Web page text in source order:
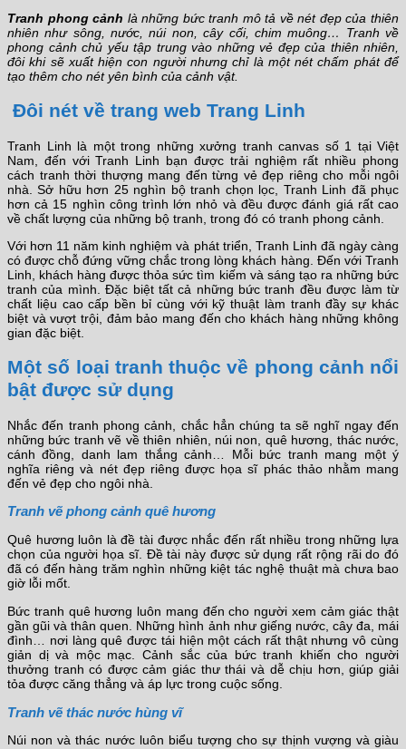
Tranh phong cảnh là những bức tranh mô tả về nét đẹp của thiên
nhiên như sông, nước, núi non, cây cối, chim muông… Tranh về
phong cảnh chủ yếu tập trung vào những vẻ đẹp của thiên nhiên,
đôi khi sẽ xuất hiện con người nhưng chỉ là một nét chấm phát để
tạo thêm cho nét yên bình của cảnh vật.
Đôi nét về trang web Trang Linh
Tranh Linh là một trong những xưởng tranh canvas số 1 tại Việt
Nam, đến với Tranh Linh bạn được trải nghiệm rất nhiều phong
cách tranh thời thượng mang đến từng vẻ đẹp riêng cho mỗi ngôi
nhà. Sở hữu hơn 25 nghìn bộ tranh chọn lọc, Tranh Linh đã phục
hơn cả 15 nghìn công trình lớn nhỏ và đều được đánh giá rất cao
về chất lượng của những bộ tranh, trong đó có tranh phong cảnh.
Với hơn 11 năm kinh nghiệm và phát triển, Tranh Linh đã ngày càng
có được chỗ đứng vững chắc trong lòng khách hàng. Đến với Tranh
Linh, khách hàng được thỏa sức tìm kiếm và sáng tạo ra những bức
tranh của mình. Đặc biệt tất cả những bức tranh đều được làm từ
chất liệu cao cấp bền bỉ cùng với kỹ thuật làm tranh đầy sự khác
biệt và vượt trội, đảm bảo mang đến cho khách hàng những không
gian đặc biệt.
Một số loại tranh thuộc về phong cảnh nổi
bật được sử dụng
Nhắc đến tranh phong cảnh, chắc hẳn chúng ta sẽ nghĩ ngay đến
những bức tranh vẽ về thiên nhiên, núi non, quê hương, thác nước,
cánh đồng, danh lam thắng cảnh… Mỗi bức tranh mang một ý
nghĩa riêng và nét đẹp riêng được họa sĩ phác thảo nhằm mang
đến vẻ đẹp cho ngôi nhà.
Tranh vẽ phong cảnh quê hương
Quê hương luôn là đề tài được nhắc đến rất nhiều trong những lựa
chọn của người họa sĩ. Đề tài này được sử dụng rất rộng rãi do đó
đã có đến hàng trăm nghìn những kiệt tác nghệ thuật mà chưa bao
giờ lỗi mốt.
Bức tranh quê hương luôn mang đến cho người xem cảm giác thật
gần gũi và thân quen. Những hình ảnh như giếng nước, cây đa, mái
đình… nơi làng quê được tái hiện một cách rất thật nhưng vô cùng
giản dị và mộc mạc. Cảnh sắc của bức tranh khiến cho người
thưởng tranh có được cảm giác thư thái và dễ chịu hơn, giúp giải
tỏa được căng thẳng và áp lực trong cuộc sống.
Tranh vẽ thác nước hùng vĩ
Núi non và thác nước luôn biểu tượng cho sự thịnh vượng và giàu